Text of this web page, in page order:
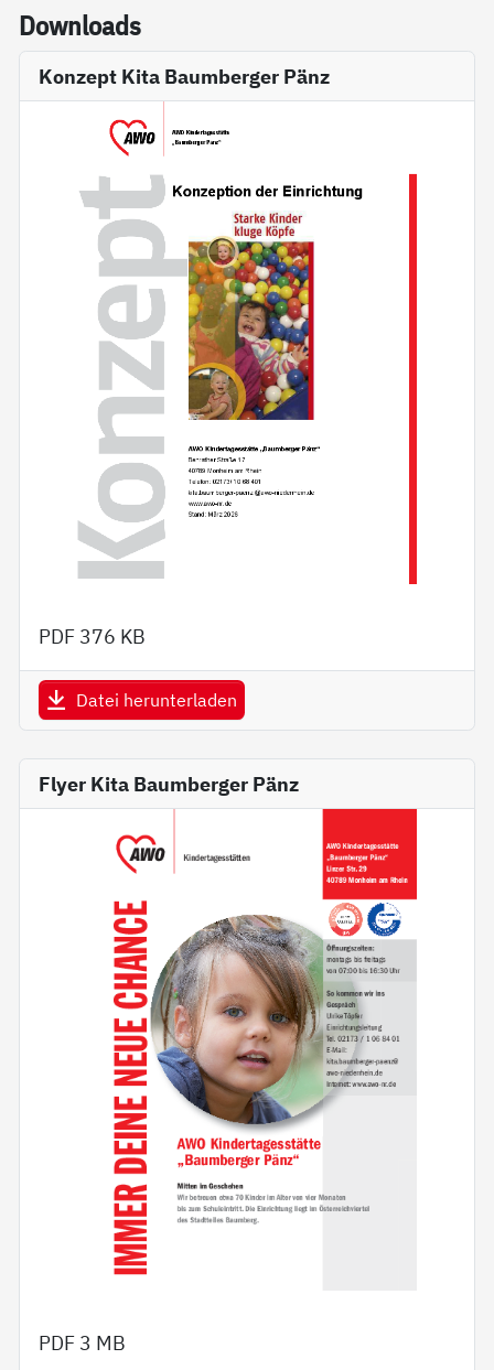
Down­loads
Konzept Kita Baumberger Pänz
PDF 376 KB
Datei herunterladen
Flyer Kita Baumberger Pänz
PDF 3 MB